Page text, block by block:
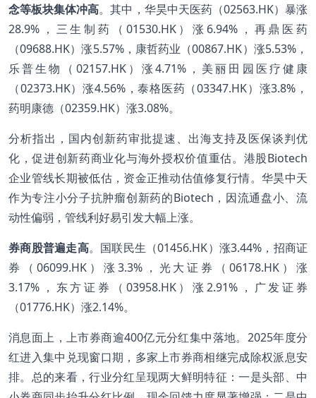
念等板块集体冲高。其中，华昊中天医药（02563.HK）暴涨
28.9%，三生制药（01530.HK）涨6.94%，再鼎医药
（09688.HK）涨5.57%，康哲药业（00867.HK）涨5.53%，
乐普生物（02157.HK）涨4.71%，美丽田园医疗健康
（02373.HK）涨4.56%，泰格医药（03347.HK）涨3.8%，
药明康德（02359.HK）涨3.08%。
分析指出，国内创新药审批提速、出海支持及医保谈判优
化，促进创新药商业化与海外授权价值重估。港股Biotech
企业管线长期被低估，资金正推动估值修复行情。华昊中天
作为专注小分子抗肿瘤创新药的Biotech，因流通盘小、流
动性偏弱，管线利好易引发大幅上涨。
券商股普遍走高。国联民生（01456.HK）涨3.44%，招商证
券（06099.HK）涨3.3%，光大证券（06178.HK）涨
3.17%，东方证券（03958.HK）涨2.91%，广发证券
（01776.HK）涨2.14%。
消息面上，上市券商逾400亿元分红集中落地。2025年度分
红进入集中兑现窗口期，多家上市券商相继完成除权派息安
排。总的来看，行业分红呈现两大鲜明特征：一是头部、中